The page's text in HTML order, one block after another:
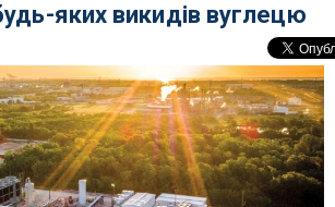
яких викидів вуглецю